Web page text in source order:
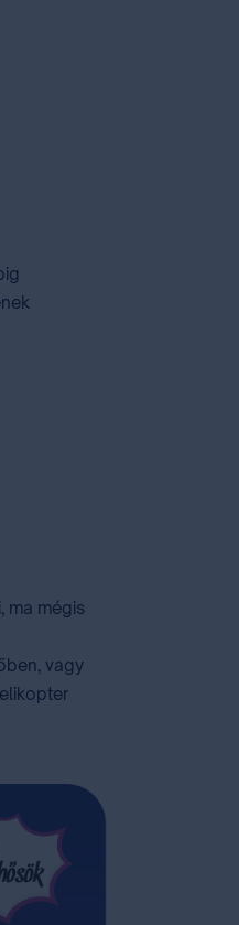
ma mégis
vagy